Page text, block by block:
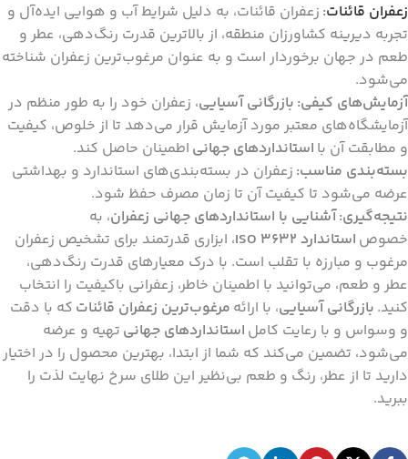
زعفران قائنات: زعفران قائنات، به دلیل شرایط آب و هوایی ایده‌آل و
تجربه دیرینه کشاورزان منطقه، از بالاترین قدرت رنگ‌دهی، عطر و
طعم در جهان برخوردار است و به عنوان مرغوب‌ترین زعفران شناخته
می‌شود.
آزمایش‌های کیفی: بازرگانی آسیایی، زعفران خود را به طور منظم در
آزمایشگاه‌های معتبر مورد آزمایش قرار می‌دهد تا از خلوص، کیفیت
و مطابقت آن با استانداردهای جهانی اطمینان حاصل کند.
بسته‌بندی مناسب: زعفران در بسته‌بندی‌های استاندارد و بهداشتی
عرضه می‌شود تا کیفیت آن تا زمان مصرف حفظ شود.
نتیجه‌گیری:آشنایی با استانداردهای جهانی زعفران، به
خصوص استاندارد ISO 3632
، ابزاری قدرتمند برای تشخیص زعفران
مرغوب و مبارزه با تقلب است. با درک معیارهای قدرت رنگ‌دهی،
عطر و طعم، می‌توانید با اطمینان خاطر، زعفرانی باکیفیت را انتخاب
کنید. بازرگانی آسیایی، با ارائه مرغوب‌ترین زعفران قائنات که با دقت
و وسواس و با رعایت کامل استانداردهای جهانی تهیه و عرضه
می‌شود، تضمین می‌کند که شما از ابتدا، بهترین محصول را در اختیار
دارید تا از عطر، رنگ و طعم بی‌نظیر این طلای سرخ نهایت لذت را
ببرید.